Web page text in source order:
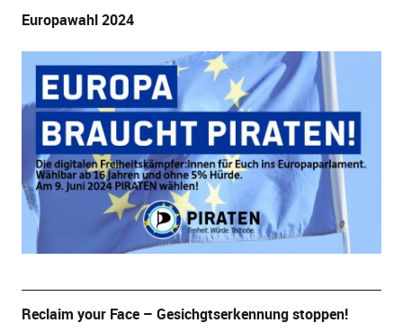
Europawahl 2024
Reclaim your Face – Gesichgtserkennung stoppen!